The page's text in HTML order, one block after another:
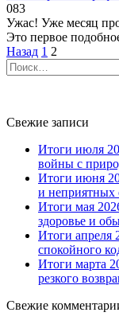
083
Ужас! Уже месяц
Это первое
Пагинация
записей
Назад 1 2
Search
for:
Свежие записи
Итоги июля
войны с
Итоги июня
и неприятных
Итоги мая
здоровье и
Итоги апреля
спокойного
Итоги марта
резкого
Свежие